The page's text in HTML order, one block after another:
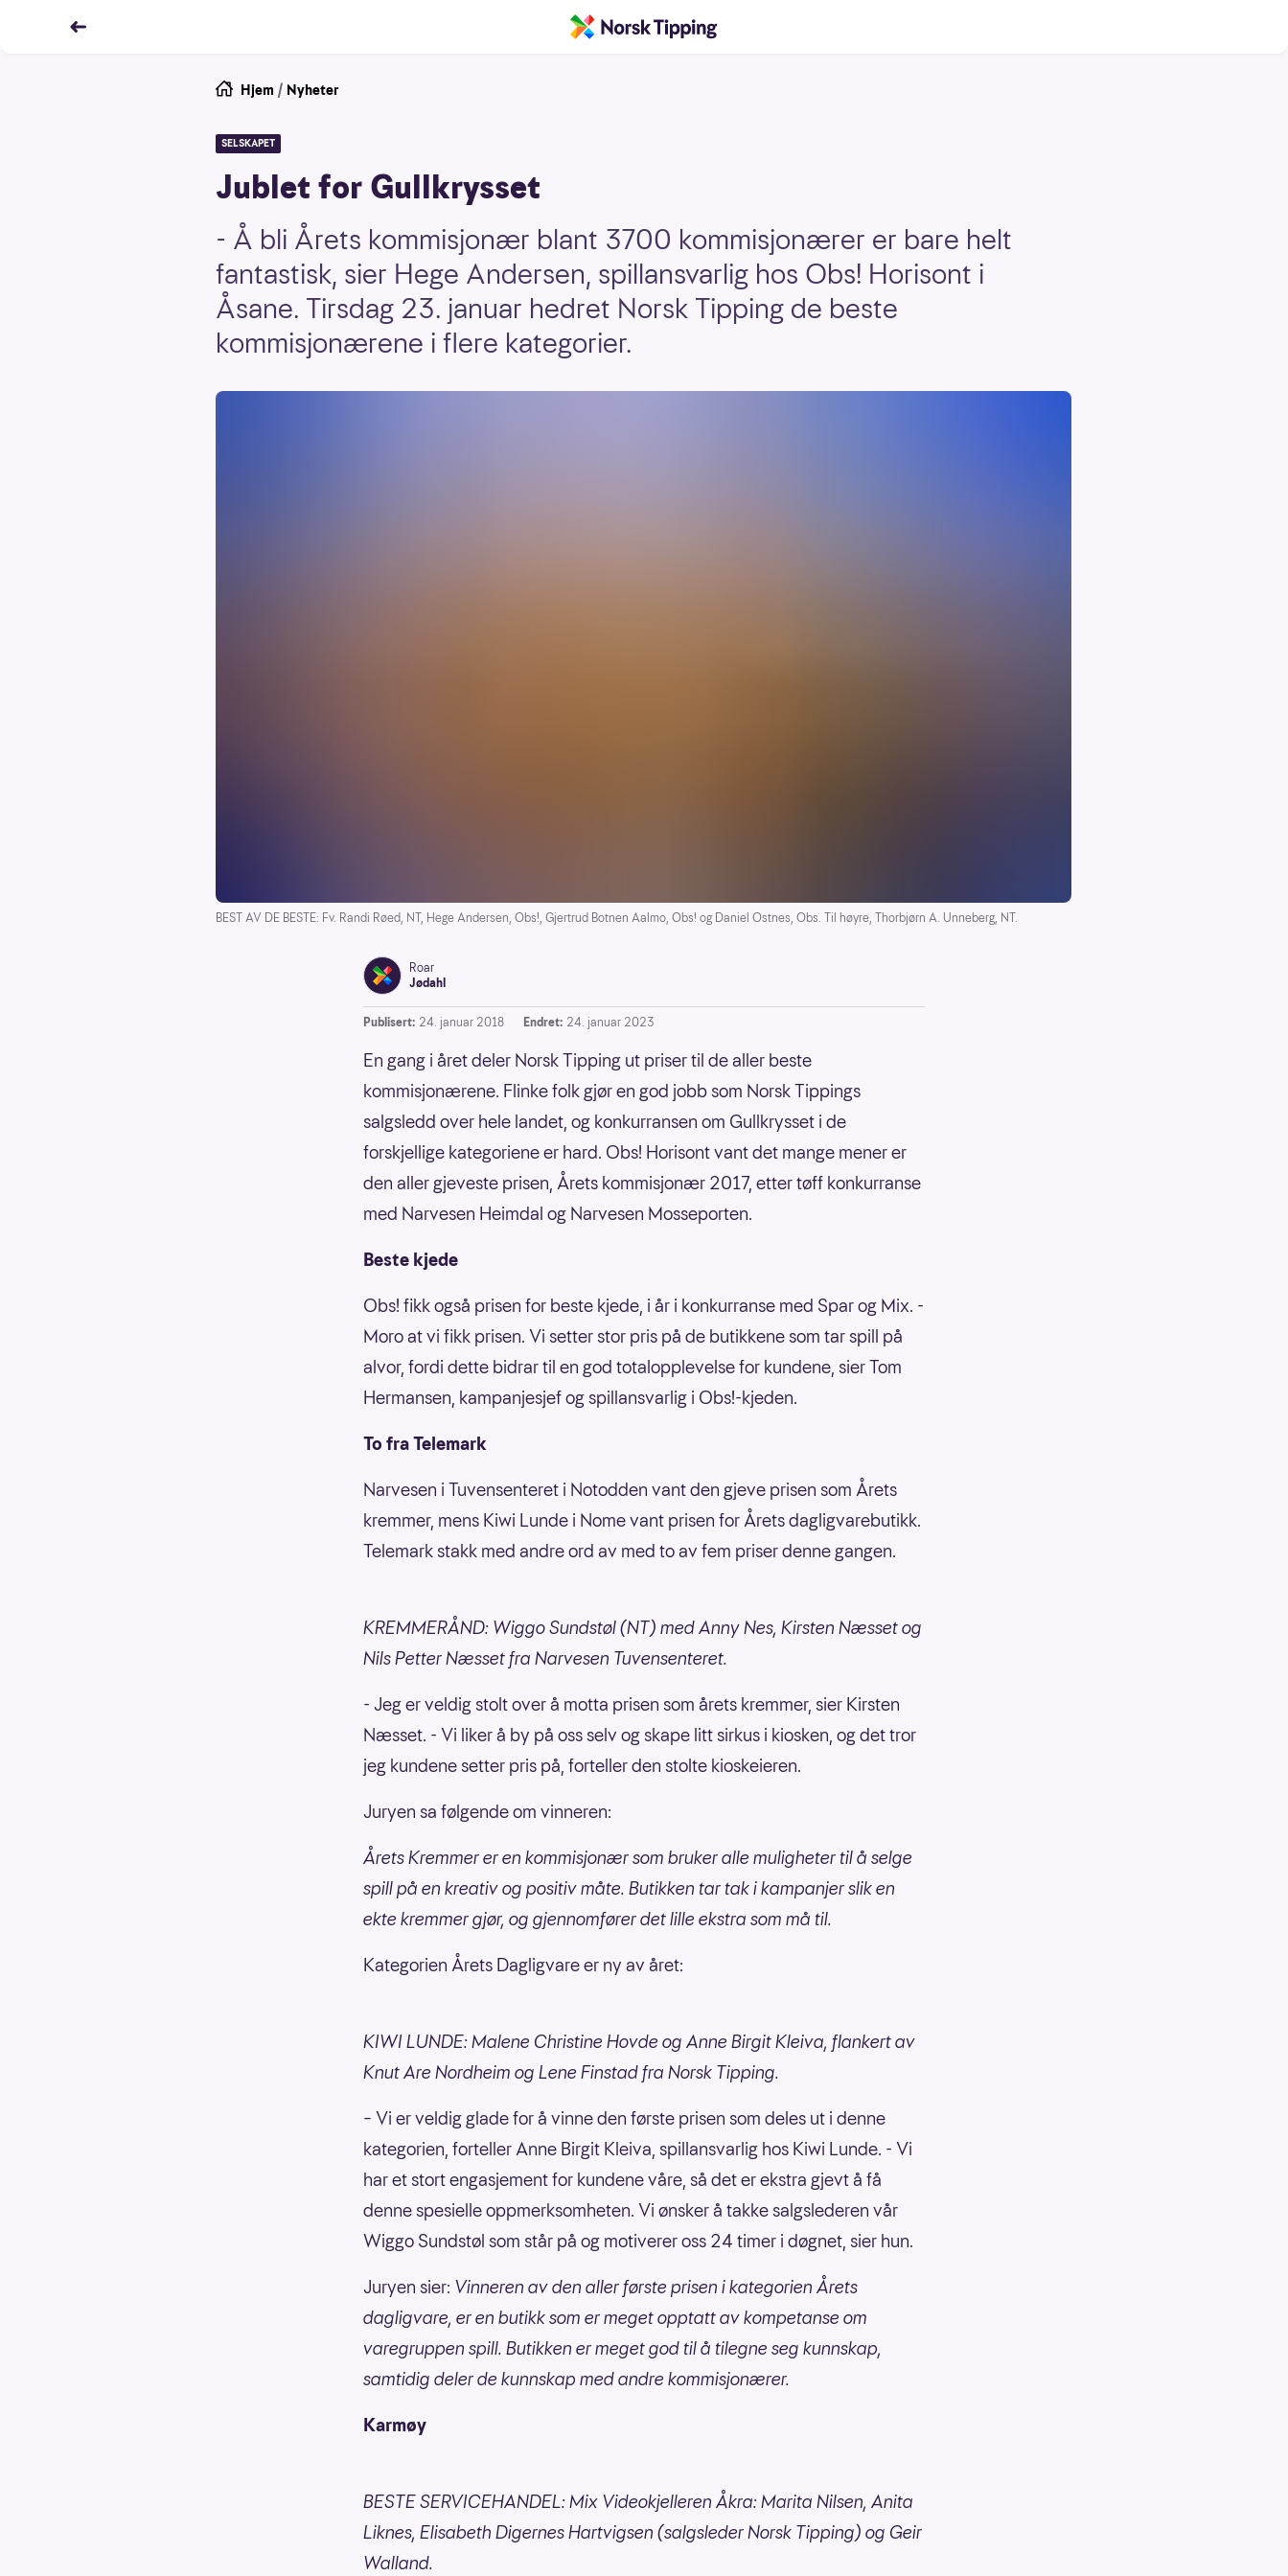
Hjem / Nyheter
SELSKAPET
Jublet for Gullkrysset
- Å bli Årets kommisjonær blant 3700 kommisjonærer er bare helt
fantastisk, sier Hege Andersen, spillansvarlig hos Obs! Horisont i
Åsane. Tirsdag 23. januar hedret Norsk Tipping de beste
kommisjonærene i flere kategorier.
BEST AV DE BESTE: Fv. Randi Røed, NT, Hege Andersen, Obs!, Gjertrud Botnen Aalmo, Obs! og Daniel Ostnes, Obs. Til høyre, Thorbjørn A. Unneberg, NT.
Roar
Jødahl
Publisert: 24. januar 2018 Endret: 24. januar 2023
En gang i året deler Norsk Tipping ut priser til de aller beste
kommisjonærene. Flinke folk gjør en god jobb som Norsk Tippings
salgsledd over hele landet, og konkurransen om Gullkrysset i de
forskjellige kategoriene er hard. Obs! Horisont vant det mange mener er
den aller gjeveste prisen, Årets kommisjonær 2017, etter tøff konkurranse
med Narvesen Heimdal og Narvesen Mosseporten.
Beste kjede
Obs! fikk også prisen for beste kjede, i år i konkurranse med Spar og Mix. -
Moro at vi fikk prisen. Vi setter stor pris på de butikkene som tar spill på
alvor, fordi dette bidrar til en god totalopplevelse for kundene, sier Tom
Hermansen, kampanjesjef og spillansvarlig i Obs!-kjeden.
To fra Telemark
Narvesen i Tuvensenteret i Notodden vant den gjeve prisen som Årets
kremmer, mens Kiwi Lunde i Nome vant prisen for Årets dagligvarebutikk.
Telemark stakk med andre ord av med to av fem priser denne gangen.
KREMMERÅND: Wiggo Sundstøl (NT) med Anny Nes, Kirsten Næsset og
Nils Petter Næsset fra Narvesen Tuvensenteret.
- Jeg er veldig stolt over å motta prisen som årets kremmer, sier Kirsten
Næsset. - Vi liker å by på oss selv og skape litt sirkus i kiosken, og det tror
jeg kundene setter pris på, forteller den stolte kioskeieren.
Juryen sa følgende om vinneren:
Årets Kremmer er en kommisjonær som bruker alle muligheter til å selge
spill på en kreativ og positiv måte. Butikken tar tak i kampanjer slik en
ekte kremmer gjør, og gjennomfører det lille ekstra som må til.
Kategorien Årets Dagligvare er ny av året:
KIWI LUNDE: Malene Christine Hovde og Anne Birgit Kleiva, flankert av
Knut Are Nordheim og Lene Finstad fra Norsk Tipping.
– Vi er veldig glade for å vinne den første prisen som deles ut i denne
kategorien, forteller Anne Birgit Kleiva, spillansvarlig hos Kiwi Lunde. - Vi
har et stort engasjement for kundene våre, så det er ekstra gjevt å få
denne spesielle oppmerksomheten. Vi ønsker å takke salgslederen vår
Wiggo Sundstøl som står på og motiverer oss 24 timer i døgnet, sier hun.
Juryen sier: Vinneren av den aller første prisen i kategorien Årets
dagligvare, er en butikk som er meget opptatt av kompetanse om
varegruppen spill. Butikken er meget god til å tilegne seg kunnskap,
samtidig deler de kunnskap med andre kommisjonærer.
Karmøy
BESTE SERVICEHANDEL: Mix Videokjelleren Åkra: Marita Nilsen, Anita
Liknes, Elisabeth Digernes Hartvigsen (salgsleder Norsk Tipping) og Geir
Walland.